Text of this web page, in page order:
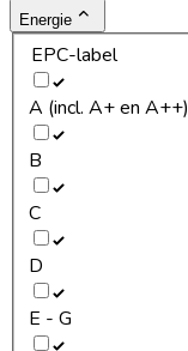
Energie
EPC-label
A (incl. A+ en A++)
B
C
D
E - G